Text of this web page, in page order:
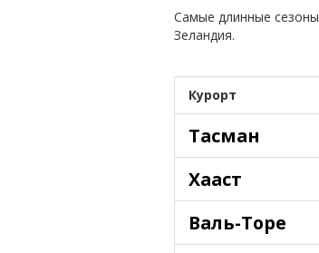
Самые длинные
Зеландия.
Курорт
Тасман
Хааст
Валь-Торе